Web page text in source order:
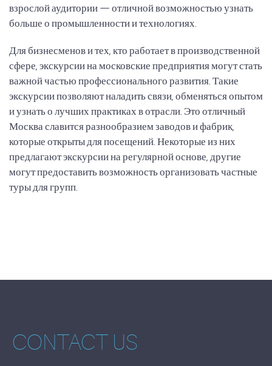
взрослой аудитории — отличной возможностью узнать
больше о промышленности и технологиях.
Для бизнесменов и тех, кто работает в производственной
сфере, экскурсии на московские предприятия могут стать
важной частью профессионального развития. Такие
экскурсии позволяют наладить связи, обменяться опытом
и узнать о лучших практиках в отрасли. Это отличный
Москва славится разнообразием заводов и фабрик,
которые открыты для посещений. Некоторые из них
предлагают экскурсии на регулярной основе, другие
могут предоставить возможность организовать частные
туры для групп.
CONTACT US